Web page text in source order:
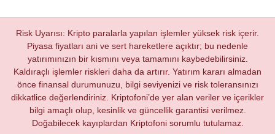
Risk Uyarısı: Kripto paralarla yapılan işlemler yüksek risk içerir.
Piyasa fiyatları ani ve sert hareketlere açıktır; bu nedenle
yatırımınızın bir kısmını veya tamamını kaybedebilirsiniz.
Kaldıraçlı işlemler riskleri daha da artırır. Yatırım kararı almadan
önce finansal durumunuzu, bilgi seviyenizi ve risk toleransınızı
dikkatlice değerlendiriniz. Kriptofoni’de yer alan veriler ve içerikler
bilgi amaçlı olup, kesinlik ve güncellik garantisi verilmez.
Doğabilecek kayıplardan Kriptofoni sorumlu tutulamaz.